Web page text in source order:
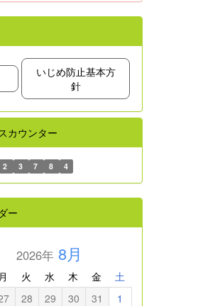
いじめ防止基本方
針
カウンター
2 3 7 8 4
ー
2026年 8月
月 火 水 木 金 土
28 29 30 31 1